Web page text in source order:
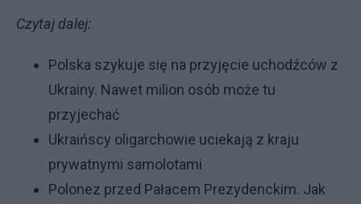
Czytaj dalej:
Polska szykuje się na przyjęcie uchodźców z
Ukrainy. Nawet milion osób może tu
przyjechać
Ukraińscy oligarchowie uciekają z kraju
prywatnymi samolotami
Polonez przed Pałacem Prezydenckim. Jak